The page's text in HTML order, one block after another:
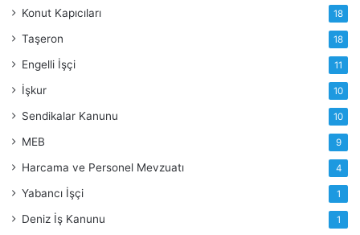
Konut Kapıcıları 18
Taşeron 18
Engelli İşçi 11
İşkur 10
Sendikalar Kanunu 10
MEB 9
Harcama ve Personel Mevzuatı 4
Yabancı İşçi 1
Deniz İş Kanunu 1